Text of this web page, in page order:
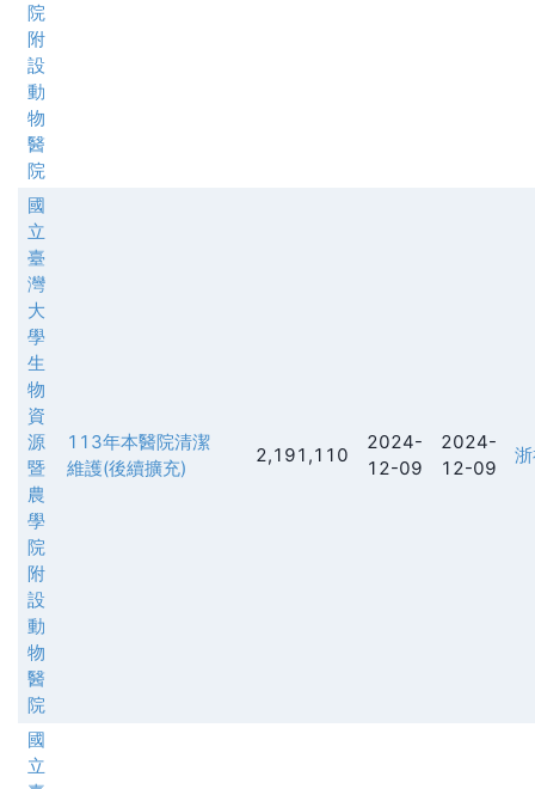
院
附
設
動
物
醫
院
國
立
臺
灣
大
學
生
物
資
源
暨
農
學
院
附
設
動
物
醫
院
113年本醫院清潔
維護(後續擴充)
2,191,110
2024-
12-09
2024-
12-09
國
立